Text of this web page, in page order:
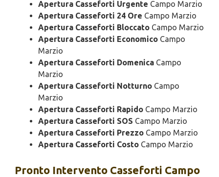
Apertura Casseforti Urgente Campo Marzio
Apertura Casseforti 24 Ore Campo Marzio
Apertura Casseforti Bloccato Campo Marzio
Apertura Casseforti Economico Campo
Marzio
Apertura Casseforti Domenica Campo
Marzio
Apertura Casseforti Notturno Campo
Marzio
Apertura Casseforti Rapido Campo Marzio
Apertura Casseforti SOS Campo Marzio
Apertura Casseforti Prezzo Campo Marzio
Apertura Casseforti Costo Campo Marzio
Pronto Intervento Casseforti Campo